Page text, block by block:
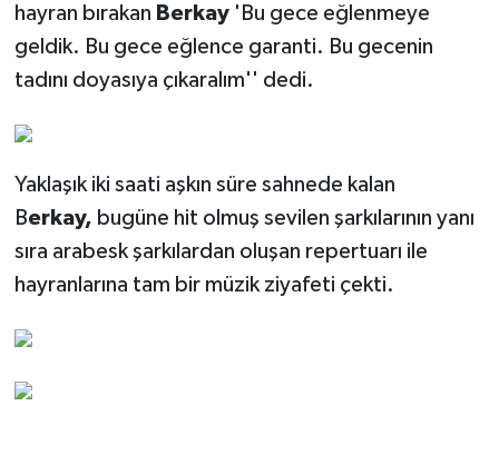
hayran bırakan Berkay'Bu gece eğlenmeye
geldik. Bu gece eğlence garanti. Bu gecenin
tadını doyasıya çıkaralım'' dedi.
Yaklaşık iki saati aşkın süre sahnede kalan
Berkay, bugüne hit olmuş sevilen şarkılarının yanı
sıra arabesk şarkılardan oluşan repertuarı ile
hayranlarına tam bir müzik ziyafeti çekti.